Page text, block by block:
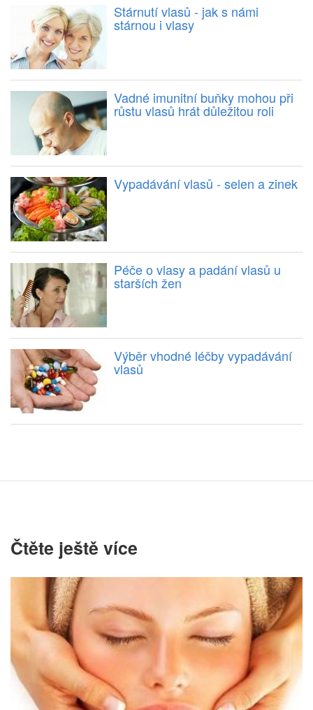
Stárnutí vlasů - jak s námi
stárnou i vlasy
Vadné imunitní buňky mohou při
růstu vlasů hrát důležitou roli
Vypadávání vlasů - selen a zinek
Péče o vlasy a padání vlasů u
starších žen
Výběr vhodné léčby vypadávání
vlasů
Čtěte ještě více